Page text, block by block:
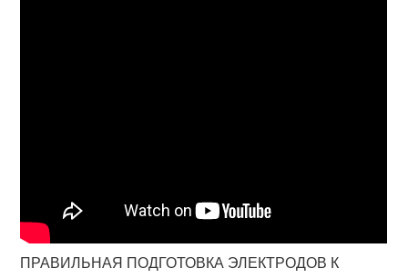
ПРАВИЛЬНАЯ ПОДГОТОВКА ЭЛЕКТРОДОВ К